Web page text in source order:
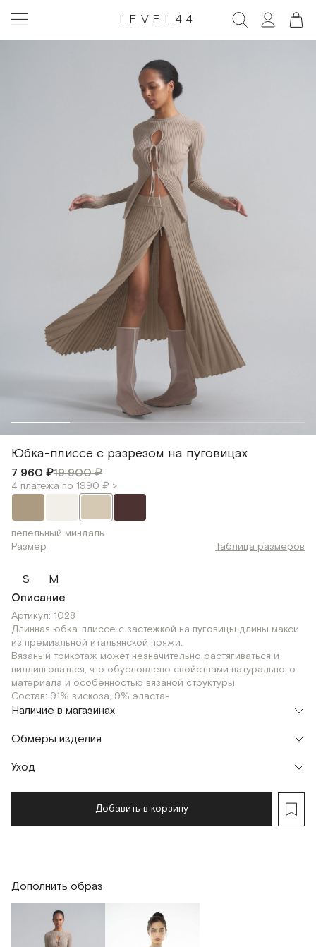
LEVEL44
Юбка-плиссе с разрезом на пуговицах
7 960 ₽19 900 ₽
4 платежа по 1990 ₽ >
пепельный миндаль
Размер
Таблица размеров
S
M
Описание
Артикул: 1028
Длинная юбка-плиссе с застежкой на пуговицы длины макси
из премиальной итальянской пряжи.
Вязаный трикотаж может незначительно растягиваться и
пиллинговаться, что обусловлено свойствами натурального
материала и особенностью вязаной структуры.
Состав: 91% вискоза, 9% эластан
Наличие в магазинах
г. Москва, Малая Бронная 24/3
M
г. Москва, Малая Бронная 16
M
Обмеры изделия
Уход
Добавить в корзину
Дополнить образ